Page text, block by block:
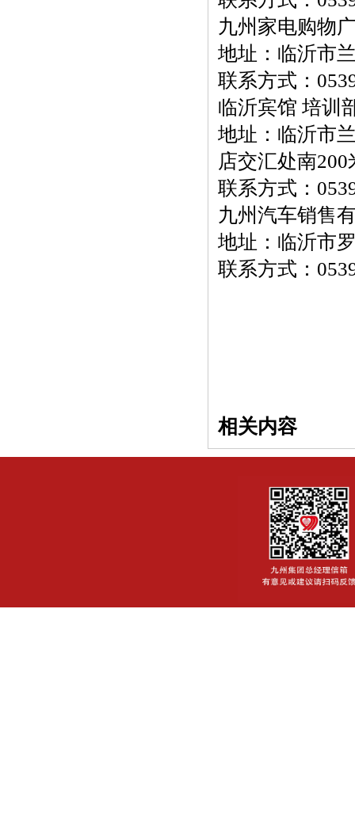
九州家电购物
地址：临沂市
联系方式：
临沂宾馆 培训
地址：临沂市
店交汇处南200
联系方式：
九州汽车销售
地址：临沂市
联系方式：
相关内容
山东九州商业集团有限公
客服信箱